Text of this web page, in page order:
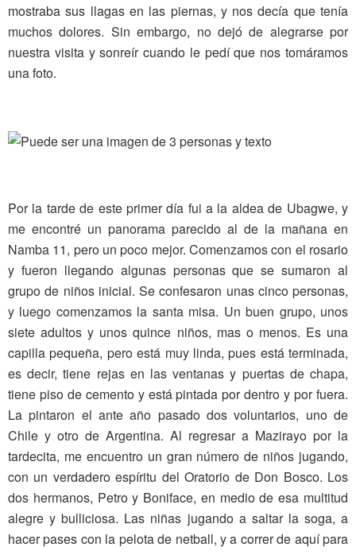
mostraba sus llagas en las piernas, y nos decía que tenía
muchos dolores. Sin embargo, no dejó de alegrarse por
nuestra visita y sonreír cuando le pedí que nos tomáramos
una foto.
Por la tarde de este primer día fui a la aldea de Ubagwe, y
me encontré un panorama parecido al de la mañana en
Namba 11, pero un poco mejor. Comenzamos con el rosario
y fueron llegando algunas personas que se sumaron al
grupo de niños inicial. Se confesaron unas cinco personas,
y luego comenzamos la santa misa. Un buen grupo, unos
siete adultos y unos quince niños, mas o menos. Es una
capilla pequeña, pero está muy linda, pues está terminada,
es decir, tiene rejas en las ventanas y puertas de chapa,
tiene piso de cemento y está pintada por dentro y por fuera.
La pintaron el ante año pasado dos voluntarios, uno de
Chile y otro de Argentina. Al regresar a Mazirayo por la
tardecita, me encuentro un gran número de niños jugando,
con un verdadero espíritu del Oratorio de Don Bosco. Los
dos hermanos, Petro y Boniface, en medio de esa multitud
alegre y bulliciosa. Las niñas jugando a saltar la soga, a
hacer pases con la pelota de netball, y a correr de aquí para